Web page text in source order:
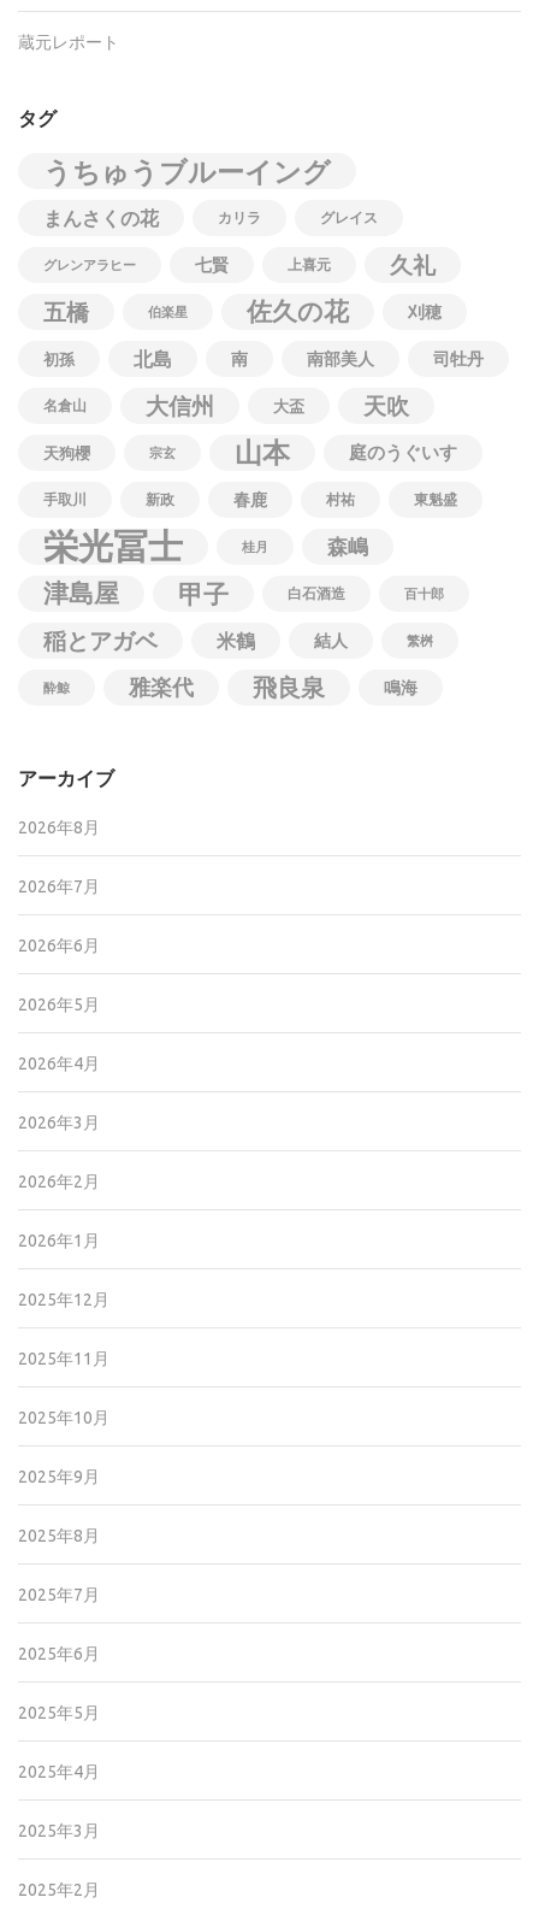
蔵元レポート
タグ
うちゅうブルーイング
まんさくの花 カリラ グレイス
グレンアラヒー 七賢 上喜元
久礼
五橋
伯楽星 佐久の花 刈穂
初孫 北島 南 南部美人 司牡丹
名倉山 大信州 大盃 天吹
天狗櫻 宗玄 山本 庭のうぐいす
手取川 新政 春鹿 村祐 東魁盛
栄光冨士 桂月 森嶋
津島屋 甲子 白石酒造 百十郎
稲とアガベ 米鶴 結人 繁桝
酔鯨 雅楽代 飛良泉 鳴海
アーカイブ
2026年8月
2026年7月
2026年6月
2026年5月
2026年4月
2026年3月
2026年2月
2026年1月
2025年12月
2025年11月
2025年10月
2025年9月
2025年8月
2025年7月
2025年6月
2025年5月
2025年4月
2025年3月
2025年2月